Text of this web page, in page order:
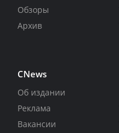
Обзоры
Архив
CNews
Об издании
Реклама
Вакансии